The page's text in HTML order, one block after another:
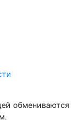
обмениваются